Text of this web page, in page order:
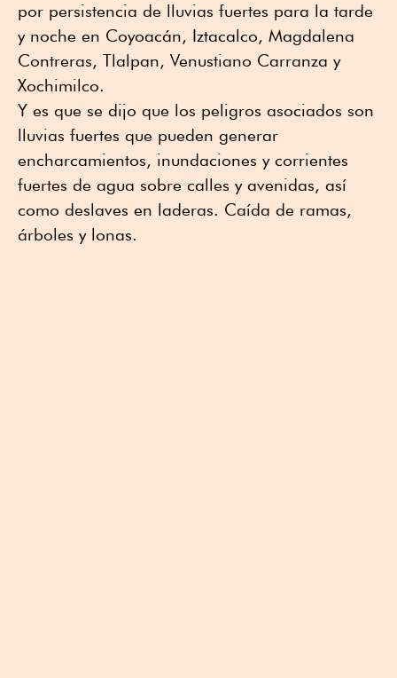
por persistencia de lluvias fuertes para la tarde
y noche en Coyoacán, Iztacalco, Magdalena
Contreras, Tlalpan, Venustiano Carranza y
Xochimilco.
Y es que se dijo que los peligros asociados son
lluvias fuertes que pueden generar
encharcamientos, inundaciones y corrientes
fuertes de agua sobre calles y avenidas, así
como deslaves en laderas. Caída de ramas,
árboles y lonas.